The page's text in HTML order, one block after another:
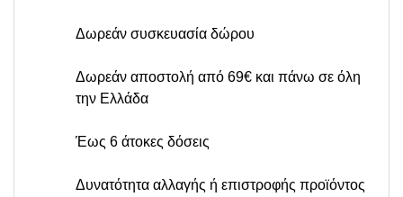
Δωρεάν συσκευασία δώρου
Δωρεάν αποστολή από 69€ και πάνω σε όλη
την Ελλάδα
Έως 6 άτοκες δόσεις
Δυνατότητα αλλαγής ή επιστροφής προϊόντος